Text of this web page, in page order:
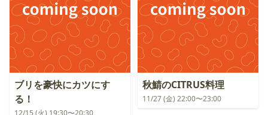
ブリを豪快にカツにす
る！
秋鯖のCITRUS料理
11/27 (金) 22:00〜23:00